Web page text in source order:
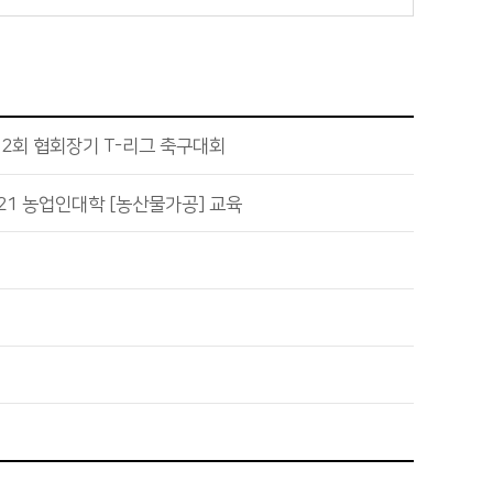
회 협회장기 T-리그 축구대회
농업인대학 [농산물가공] 교육